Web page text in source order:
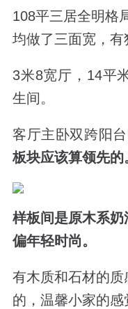
108平三居全明格
均做了三面宽，有
3米8宽厅，14平
生间。
客厅主卧双跨阳台
板块应该算领先的
样板间是原木系奶
偏年轻时尚。
有木质和石材的
的，温馨小家的感